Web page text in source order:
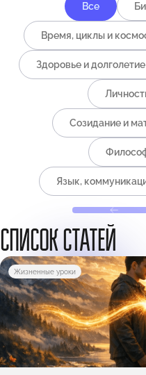
Все
Время, циклы и
Здоровье и долголетие
Созидание и
Язык,
СПИСОК СТАТЕЙ
Жизненные уроки